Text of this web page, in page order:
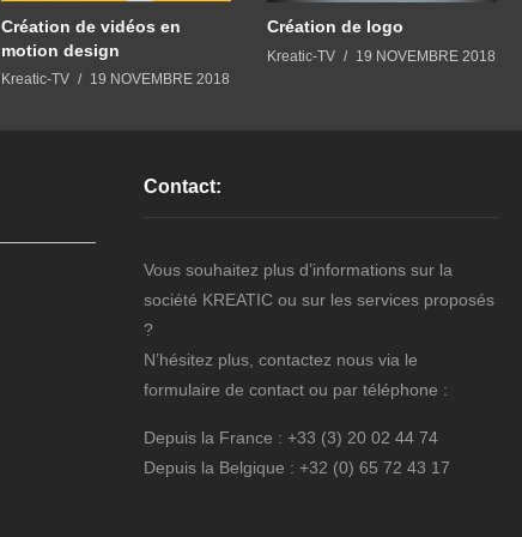
Création de vidéos en
motion design
Kreatic-TV 19 NOVEMBRE 2018
Création de logo
Kreatic-TV 19 NOVEMBRE 2018
Contact:
Vous souhaitez plus d’informations sur la
société KREATIC ou sur les services proposés
?
N’hésitez plus, contactez nous via le
formulaire de contact ou par téléphone :
Depuis la France : +33 (3) 20 02 44 74
Depuis la Belgique : +32 (0) 65 72 43 17